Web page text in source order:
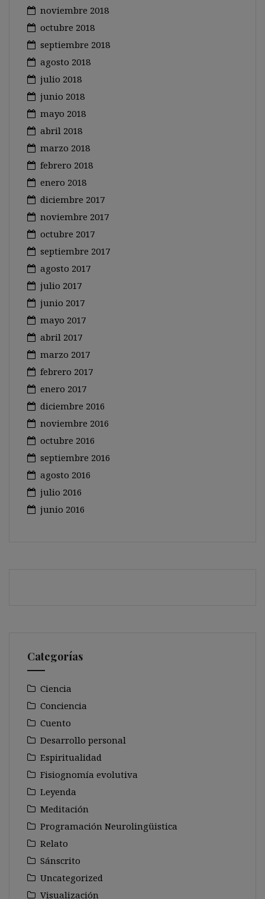
noviembre 2018
octubre 2018
septiembre 2018
agosto 2018
julio 2018
junio 2018
mayo 2018
abril 2018
marzo 2018
febrero 2018
enero 2018
diciembre 2017
noviembre 2017
octubre 2017
septiembre 2017
agosto 2017
julio 2017
junio 2017
mayo 2017
abril 2017
marzo 2017
febrero 2017
enero 2017
diciembre 2016
noviembre 2016
octubre 2016
septiembre 2016
agosto 2016
julio 2016
junio 2016
Categorías
Ciencia
Conciencia
Cuento
Desarrollo personal
Espiritualidad
Fisiognomía evolutiva
Leyenda
Meditación
Programación Neurolingüistica
Relato
Sánscrito
Uncategorized
Visualización